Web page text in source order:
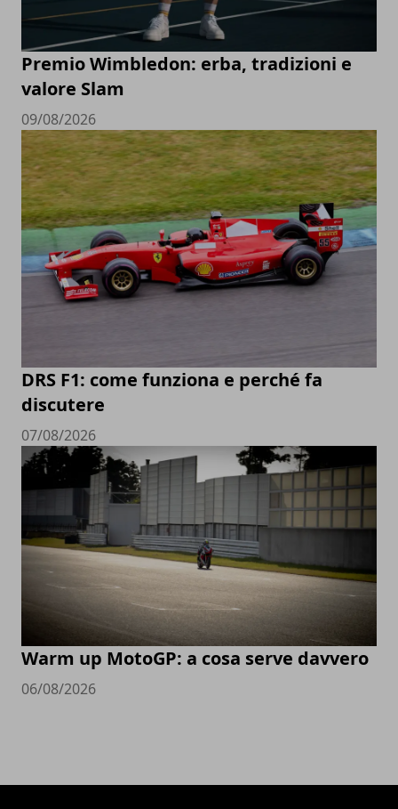
Premio Wimbledon: erba, tradizioni e
valore Slam
09/08/2026
DRS F1: come funziona e perché fa
discutere
07/08/2026
Warm up MotoGP: a cosa serve davvero
06/08/2026